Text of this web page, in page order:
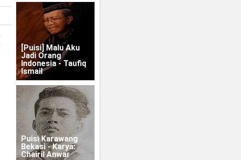
[Puisi] Malu Aku
Jadi Orang
Indonesia - Taufiq
Ismail
Puisi Karawang
Bekasi - Karya:
Chairil Anwar